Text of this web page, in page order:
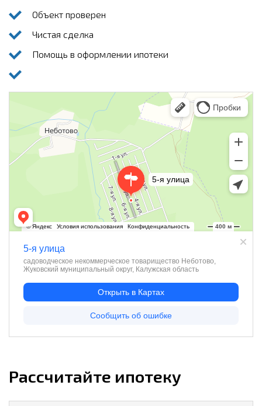
Объект проверен
Чистая сделка
Помощь в оформлении ипотеки
Рассчитайте ипотеку